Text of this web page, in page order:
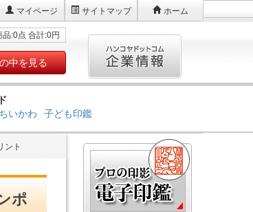
マイページ サイトマップ ホーム
品:0点 合計:0円
中を見る
ちいかわ 子ども印鑑
ント
ポ